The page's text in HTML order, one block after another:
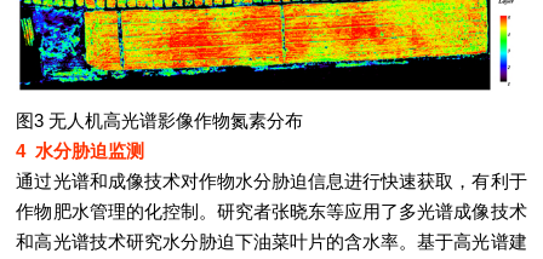
图3 无人机高光谱影像作物氮素分布
4 水分胁迫监测
通过光谱和成像技术对作物水分胁迫信息进行快速获取，有利于
作物肥水管理的化控制。研究者张晓东等应用了多光谱成像技术
和高光谱技术研究水分胁迫下油菜叶片的含水率。基于高光谱建